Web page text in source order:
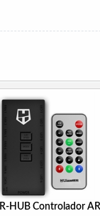
HUB Controlador